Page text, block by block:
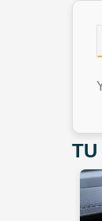
TU